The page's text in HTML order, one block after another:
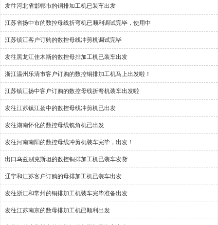
发往河北省邯郸市的铜排加工机已装车出发
江苏省扬中市的数控母线折弯机已顺利调试完毕，使用中
江苏镇江客户订购的数控母线冲剪机调试完毕
发往黑龙江佳木斯的数控母排加工机已装车出发
浙江温州乐清市客户订购的数控铜排加工机马上出发啦！
江苏镇江扬中客户订购的数控母线折弯机装车出发啦
发往江苏镇江扬中的数控母线冲剪机已出发
发往湖南怀化的数控母线铣角机已出发
发往河南南阳的数控母线冲剪机装车完毕，出发！
出口乌兹别克斯坦的数控铜排加工机已装车发货
辽宁和江苏客户订购的母排加工机已装车出发
发往浙江和常州的铜排加工机装车完毕准备出发
发往江苏南京的数母排加工机已顺利出发